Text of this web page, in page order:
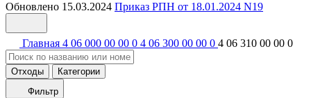
Обновлено 15.03.2024 Приказ РПН от 18.01.2024 N19
Главная 4 06 000 00 00 0 4 06 300 00 00 0 4 06 310 00 00 0
Отходы
Категории
Фильтр